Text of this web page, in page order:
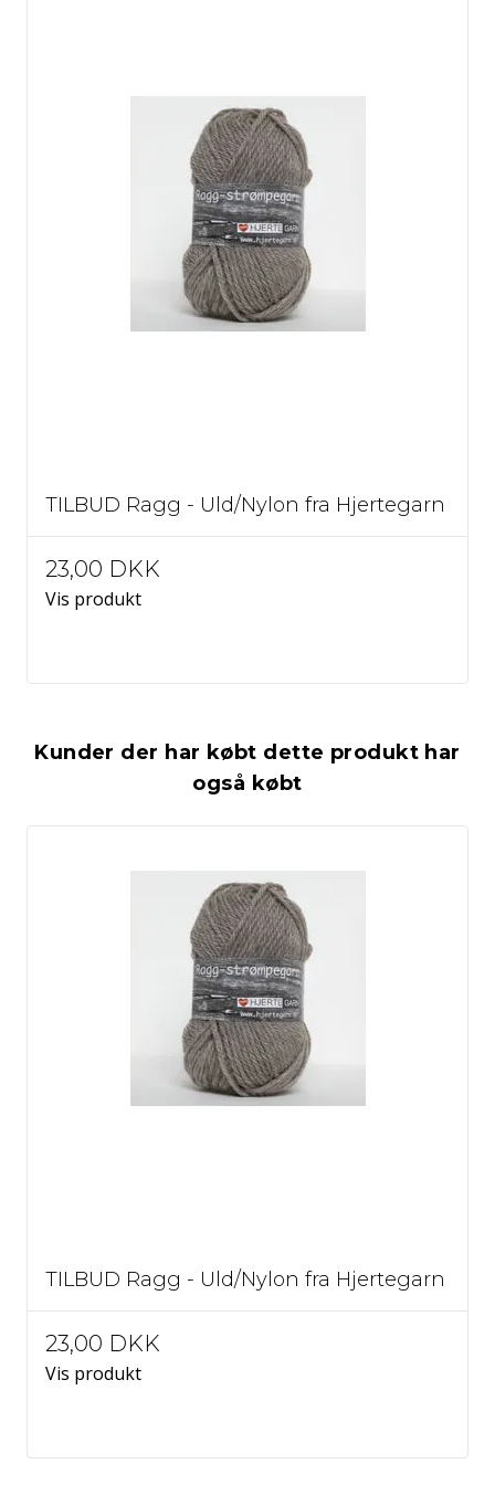
TILBUD Ragg - Uld/Nylon fra Hjertegarn
23,00 DKK
Vis produkt
Kunder der har købt dette produkt har
også købt
TILBUD Ragg - Uld/Nylon fra Hjertegarn
23,00 DKK
Vis produkt